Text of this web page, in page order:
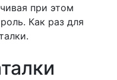
при этом
Как раз для